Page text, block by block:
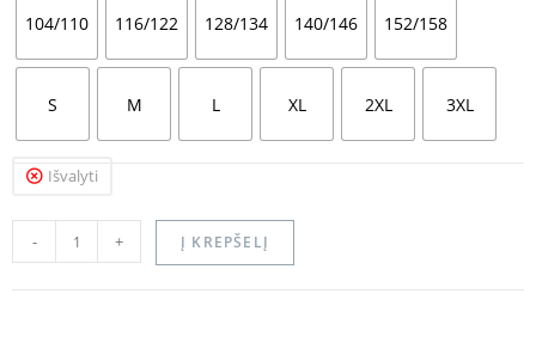
104/110 116/122 128/134 140/146 152/158
S M L XL 2XL 3XL
Išvalyti
- + Į KREPŠELĮ